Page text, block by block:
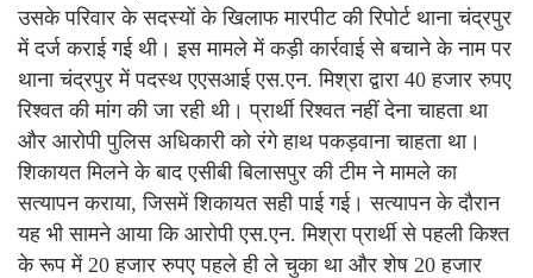
उसके परिवार के सदस्यों के खिलाफ मारपीट की रिपोर्ट थाना चंद्रपुर
में दर्ज कराई गई थी। इस मामले में कड़ी कार्रवाई से बचाने के नाम पर
थाना चंद्रपुर में पदस्थ एएसआई एस.एन. मिश्रा द्वारा 40 हजार रुपए
रिश्वत की मांग की जा रही थी। प्रार्थी रिश्वत नहीं देना चाहता था
और आरोपी पुलिस अधिकारी को रंगे हाथ पकड़वाना चाहता था।
शिकायत मिलने के बाद एसीबी बिलासपुर की टीम ने मामले का
सत्यापन कराया, जिसमें शिकायत सही पाई गई। सत्यापन के दौरान
यह भी सामने आया कि आरोपी एस.एन. मिश्रा प्रार्थी से पहली किश्त
के रूप में 20 हजार रुपए पहले ही ले चुका था और शेष 20 हजार